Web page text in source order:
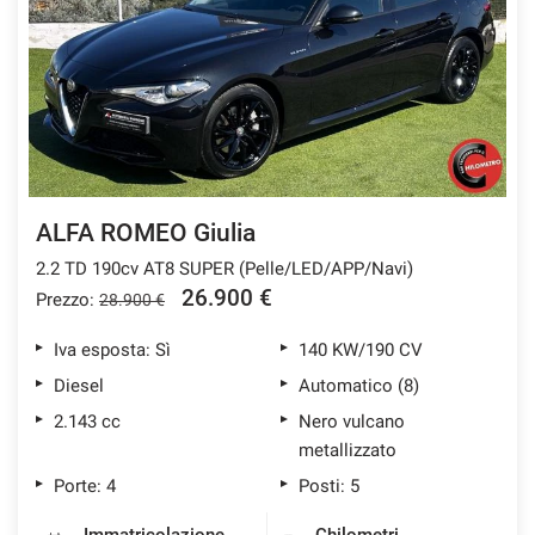
ASSISTENZA POST VENDITA
CONTATTI
NEWS
AREA COMMERCIANTI
ALFA ROMEO Giulia
2.2 TD 190cv AT8 SUPER (Pelle/LED/APP/Navi)
Prezzo: 28.900 € 26.900 €
Iva esposta: Sì
140 KW/190 CV
Diesel
Automatico (8)
2.143 cc
Nero vulcano
metallizzato
Porte: 4
Posti: 5
tracciamento
che
adottiamo
per
offrire
le
funzionalità
e
svolgere
le
attività
di
seguito
Per
maggiori
informazioni
sul